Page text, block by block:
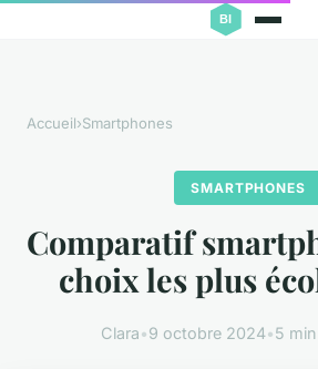
Accueil›Smartphones
SMARTPHONES
Comparatif
choix les plus
Clara•9 octobre 2024•5